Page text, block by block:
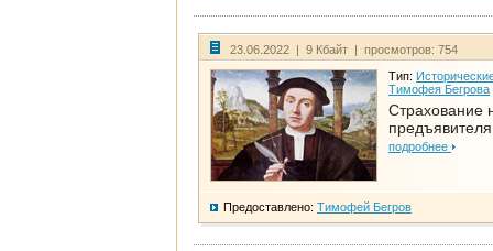
23.06.2022 | 9 Кбайт | просмотров: 754
Тип:
Тимофея Бегрова
Страхование
предъявителя
подробнее
Предоставлено: Тимофей Бегров